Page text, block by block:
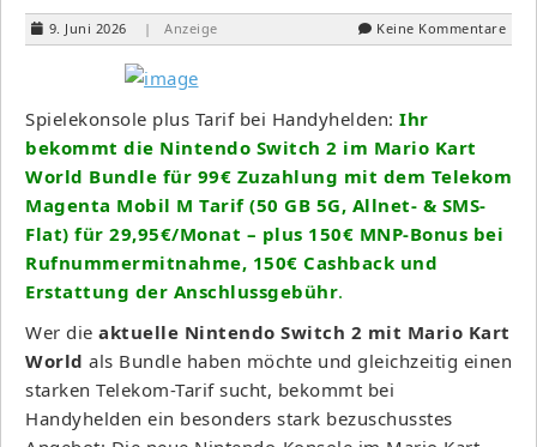
9. Juni 2026 | Anzeige Keine Kommentare
Spielekonsole plus Tarif bei Handyhelden: Ihr
bekommt die Nintendo Switch 2 im Mario Kart
World Bundle für 99€ Zuzahlung mit dem Telekom
Magenta Mobil M Tarif (50 GB 5G, Allnet- & SMS-
Flat) für 29,95€/Monat – plus 150€ MNP-Bonus bei
Rufnummermitnahme, 150€ Cashback und
Erstattung der Anschlussgebühr.
Wer die aktuelle Nintendo Switch 2 mit Mario Kart
World als Bundle haben möchte und gleichzeitig einen
starken Telekom-Tarif sucht, bekommt bei
Handyhelden ein besonders stark bezuschusstes